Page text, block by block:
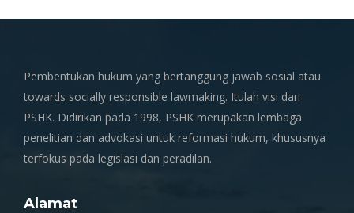
Pembentukan hukum yang bertanggung jawab sosial atau
towards socially responsible lawmaking. Itulah visi dari
PSHK. Didirikan pada 1998, PSHK merupakan lembaga
penelitian dan advokasi untuk reformasi hukum, khususnya
terfokus pada legislasi dan peradilan.
Alamat